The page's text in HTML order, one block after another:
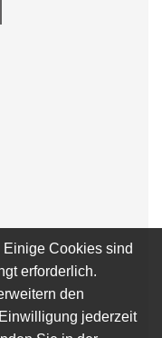
Cookies sind
erforderlich.
den
jederzeit